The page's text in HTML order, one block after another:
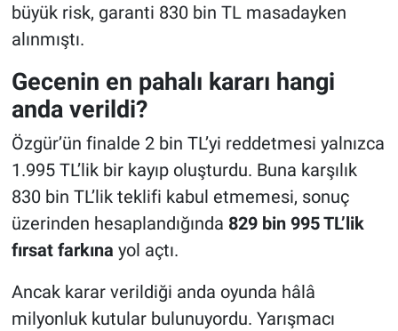
büyük risk, garanti 830 bin TL masadayken
alınmıştı.
Gecenin en pahalı kararı hangi
anda verildi?
Özgür’ün finalde 2 bin TL’yi reddetmesi yalnızca
1.995 TL’lik bir kayıp oluşturdu. Buna karşılık
830 bin TL’lik teklifi kabul etmemesi, sonuç
üzerinden hesaplandığında 829 bin 995 TL’lik
fırsat farkına yol açtı.
Ancak karar verildiği anda oyunda hâlâ
milyonluk kutular bulunuyordu. Yarışmacı